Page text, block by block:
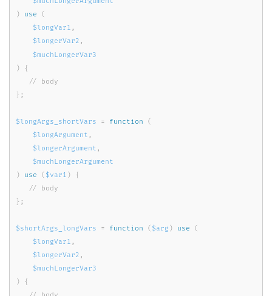
)
use
(
$longVar1 ,
$longerVar2 ,
$muchLongerVar3
)
{
} ;
$longArgs_shortVars = function
(
$longArgument ,
$longerArgument ,
$muchLongerArgument
)
use ( $var1 )
{
} ;
$shortArgs_longVars = function ( $arg ) use
(
$longVar1 ,
$longerVar2 ,
$muchLongerVar3
)
{